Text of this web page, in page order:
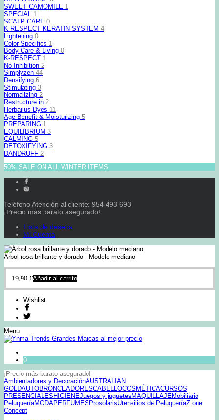
SWEET CAMOMILE 1
SPECIAL 1
SCALP CARE 0
K-RESPECT KERATIN SYSTEM 4
Lightening 0
Color Specifics 1
Body Care & Living 0
K-RESPECT 1
No Inhibition 2
Simplyzen 44
Densifying 6
Stimulating 3
Normalizing 2
Restructure in 2
Herbarius Dyes 11
Age Benefit & Moisturizing 5
PREPARING 1
EQUILIBRIUM 3
CALMING 5
DETOXIFYING 3
DANDRUFF 2
50% SALE ON ALL WINTER ITEMS
Teléfono Atención al cliente: 954 493 693
¡Precio más barato asegurado!
Lista de deseos
Mi Cuenta
Árbol rosa brillante y dorado - Modelo mediano
19,90 €Añadir al carrito
Wishlist
Menu
0
¡Precio más barato asegurado!
Ambientadores y DecoraciónAUSTRALIAN
GOLDAUTOBRONCEADORESCABELLOCOSMÉTICACURSOS
PRESENCIALES HIGIENEJuegos y juguetes MAQUILLAJEMobiliario
PeluqueríaMODAPERFUMES ProsolarisUtensilios de PeluqueríaZ.one
Concept